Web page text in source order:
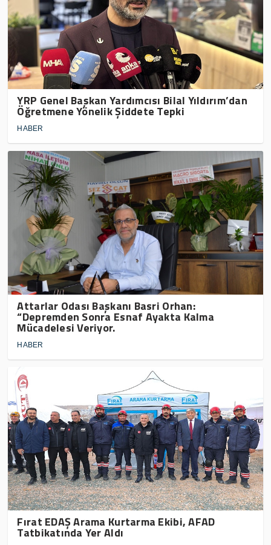
YRP Genel Başkan Yardımcısı Bilal Yıldırım’dan
Öğretmene Yönelik Şiddete Tepki
HABER
Attarlar Odası Başkanı Basri Orhan:
“Depremden Sonra Esnaf Ayakta Kalma
Mücadelesi Veriyor.
HABER
Fırat EDAŞ Arama Kurtarma Ekibi, AFAD
Tatbikatında Yer Aldı